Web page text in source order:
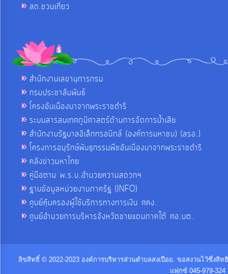
สถ.ชวนเที่ยว
สำนักงานเลขานุการกรม
กรมประชาสัมพันธ์
โครงอันเนื่องมาจากพระราชดำริ
ระบบสารสนเทศภูมิศาสตร์ด้านการจัดการน้ำเสีย
สำนักงานรัฐบาลอิเล็กทรอนิกส์ (องค์การมหาชน) (สรอ.)
โครงการอนุรักษ์พันธุกรรมพืชอันเนื่องมาจากพระราชดำริ
คลังข่าวมหาไทย
คู่มือตาม พ.ร.บ.อำนวยความสดวกฯ
ฐานข้อมูลหน่วยงานภาครัฐ (INFO)
ศูนย์คุ้มครองผู้ใช้บริการทางการเงิน ศคง.
ศูนย์อำนวยการบริหารจังหวัดชายแดนภาคใต้ ศอ.บต.
ลิขสิทธิ์ © 2022-2023 องค์การบริหารส่วนตำบลสงเปือย. ขอสงวนไว้ซึ่งสิ
แฟกซ์ 045-979-